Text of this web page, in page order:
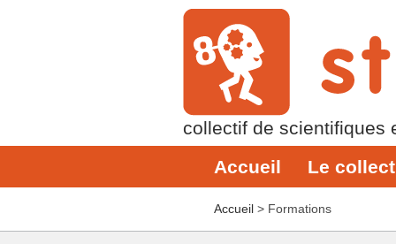
collectif de scientifiques
Accueil
Le
Accueil > Formations